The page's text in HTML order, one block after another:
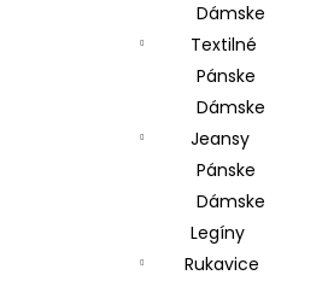
Dámske
Textilné
Pánske
Dámske
Jeansy
Pánske
Dámske
Legíny
Rukavice